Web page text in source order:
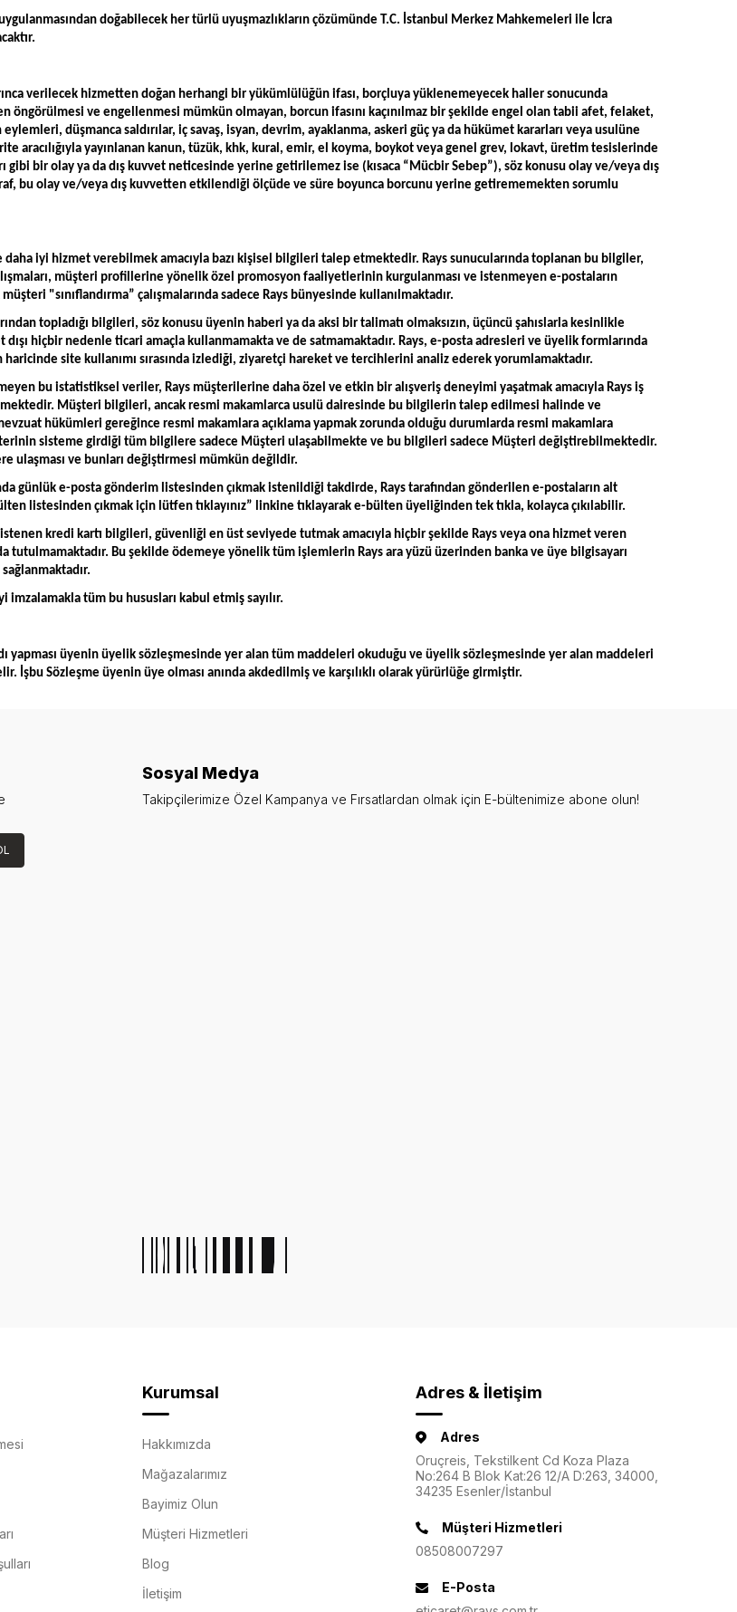
doğabilecek her türlü uyuşmazlıkların çözümünde T.C. İstanbul Merkez Mahkemeleri ile İcra
verilecek hizmetten doğan herhangi bir yükümlülüğün ifası, borçluya yüklenemeyecek haller sonucunda
öngörülmesi ve engellenmesi mümkün olmayan, borcun ifasını kaçınılmaz bir şekilde engel olan tabii afet, felaket,
eylemleri, düşmanca saldırılar, iç savaş, isyan, devrim, ayaklanma, askeri güç ya da hükümet kararları veya usulüne
aracılığıyla yayınlanan kanun, tüzük, khk, kural, emir, el koyma, boykot veya genel grev, lokavt, üretim tesislerinde
gibi bir olay ya da dış kuvvet neticesinde yerine getirilemez ise (kısaca “Mücbir Sebep”), söz konusu olay ve/veya dış
bu olay ve/veya dış kuvvetten etkilendiği ölçüde ve süre boyunca borcunu yerine getirememekten sorumlu
iyi hizmet verebilmek amacıyla bazı kişisel bilgileri talep etmektedir. Rays sunucularında toplanan bu bilgiler,
müşteri profillerine yönelik özel promosyon faaliyetlerinin kurgulanması ve istenmeyen e-postaların
"sınıflandırma” çalışmalarında sadece Rays bünyesinde kullanılmaktadır.
topladığı bilgileri, söz konusu üyenin haberi ya da aksi bir talimatı olmaksızın, üçüncü şahıslarla kesinlikle
dışı hiçbir nedenle ticari amaçla kullanmamakta ve de satmamaktadır. Rays, e-posta adresleri ve üyelik formlarında
site kullanımı sırasında izlediği, ziyaretçi hareket ve tercihlerini analiz ederek yorumlamaktadır.
bu istatistiksel veriler, Rays müşterilerine daha özel ve etkin bir alışveriş deneyimi yaşatmak amacıyla Rays iş
Müşteri bilgileri, ancak resmi makamlarca usulü dairesinde bu bilgilerin talep edilmesi halinde ve
hükümleri gereğince resmi makamlara açıklama yapmak zorunda olduğu durumlarda resmi makamlara
sisteme girdiği tüm bilgilere sadece Müşteri ulaşabilmekte ve bu bilgileri sadece Müşteri değiştirebilmektedir.
ulaşması ve bunları değiştirmesi mümkün değildir.
günlük e-posta gönderim listesinden çıkmak istenildiği takdirde, Rays tarafından gönderilen e-postaların alt
listesinden çıkmak için lütfen tıklayınız” linkine tıklayarak e-bülten üyeliğinden tek tıkla, kolayca çıkılabilir.
kredi kartı bilgileri, güvenliği en üst seviyede tutmak amacıyla hiçbir şekilde Rays veya ona hizmet veren
tutulmamaktadır. Bu şekilde ödemeye yönelik tüm işlemlerin Rays ara yüzü üzerinden banka ve üye bilgisayarı
imzalamakla tüm bu hususları kabul etmiş sayılır.
yapması üyenin üyelik sözleşmesinde yer alan tüm maddeleri okuduğu ve üyelik sözleşmesinde yer alan maddeleri
İşbu Sözleşme üyenin üye olması anında akdedilmiş ve karşılıklı olarak yürürlüğe girmiştir.
Sosyal Medya
Takipçilerimize Özel Kampanya ve Fırsatlardan olmak için E-bültenimize abone olun!
Kurumsal
Hakkımızda
Mağazalarımız
Bayimiz Olun
Müşteri Hizmetleri
Blog
İletişim
Adres & İletişim
Adres
Oruçreis, Tekstilkent Cd Koza Plaza
No:264 B Blok Kat:26 12/A D:263, 34000,
34235 Esenler/İstanbul
Müşteri Hizmetleri
08508007297
E-Posta